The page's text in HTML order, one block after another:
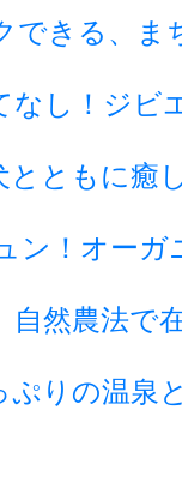
できる、ま
し！ジビ
ともに癒
ン！オーガ
然農法で
ぷりの温泉